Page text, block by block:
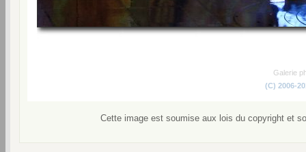
Galerie
(C) 2006-
Cette image est soumise aux lois du copyright et